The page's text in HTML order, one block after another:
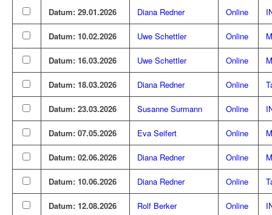
Datum: 29.01.2026 Diana Redner Online
Datum: 10.02.2026 Uwe Schettler Online
Datum: 16.03.2026 Uwe Schettler Online
Datum: 18.03.2026 Diana Redner Online
Datum: 23.03.2026 Susanne Surmann Online
Datum: 07.05.2026 Eva Seifert Online
Datum: 02.06.2026 Diana Redner Online
Datum: 10.06.2026 Diana Redner Online
Datum: 12.08.2026 Rolf Berker Online